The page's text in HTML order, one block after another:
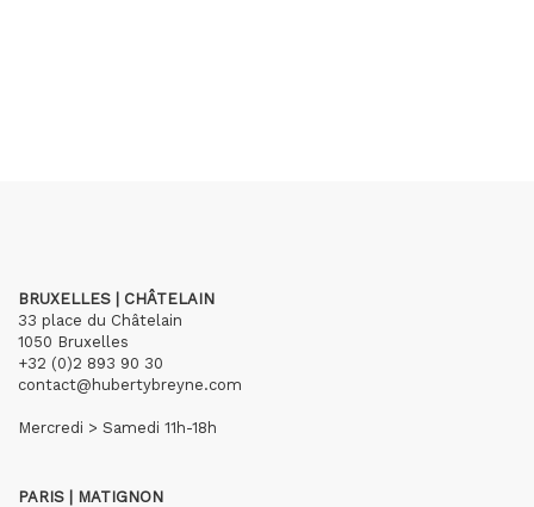
BRUXELLES | CHÂTELAIN
33 place du Châtelain
1050 Bruxelles
+32 (0)2 893 90 30
contact@hubertybreyne.com
Mercredi > Samedi 11h-18h
PARIS | MATIGNON